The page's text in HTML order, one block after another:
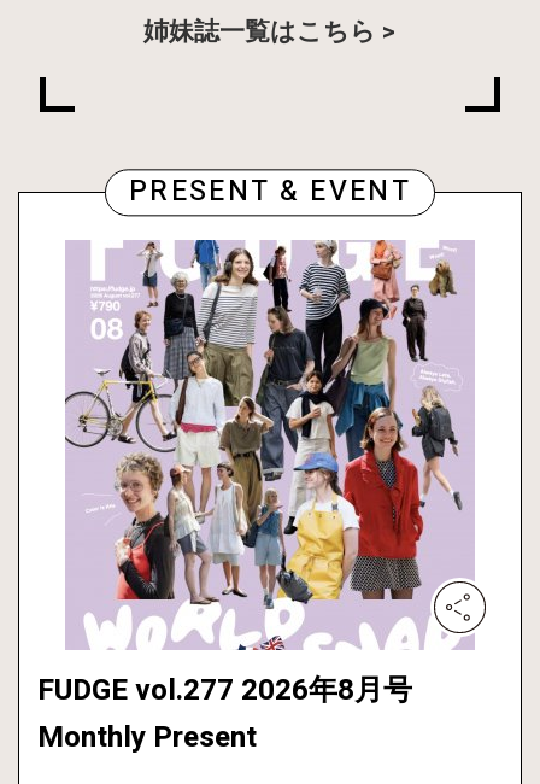
姉妹誌一覧はこちら
PRESENT & EVENT
FUDGE vol.277 2026年8月号
Monthly Present